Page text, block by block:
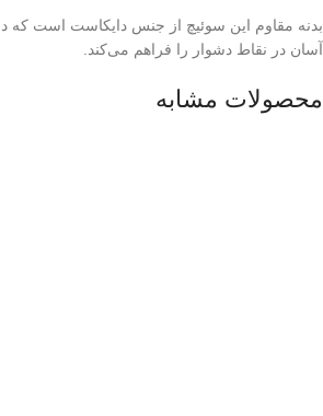
آسان در نقاط دشوار را فراهم می‌کند.
محصولات مشابه